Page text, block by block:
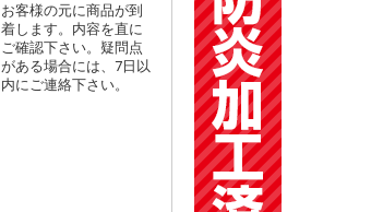
お客様の元に商品が到
着します。内容を直に
ご確認下さい。疑問点
がある場合には、7日以
内にご連絡下さい。